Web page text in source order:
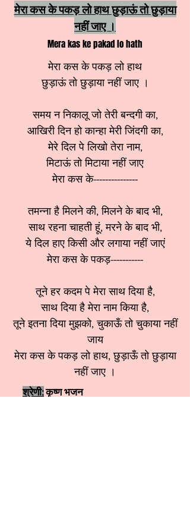
मेरा कस के पकड़ लो हाथ छुड़ाऊं तो छुड़ाया
नहीं जाए ।
Mera kas ke pakad lo hath
मेरा कस के पकड़ लो हाथ
छुड़ाऊं तो छुड़ाया नहीं जाए ।
समय न निकालू जो तेरी बन्दगी का,
आखिरी दिन हो कान्हा मेरी जिंदगी का,
मेरे दिल पे लिखो तेरा नाम,
मिटाऊं तो मिटाया नहीं जाए
मेरा कस के---------------
तमन्ना है मिलने की, मिलने के बाद भी,
साथ रहना चाहती हूं, मरने के बाद भी,
ये दिल हाए किसी और लगाया नहीं जाएं
मेरा कस के पकड़-----------
तूने हर कदम पे मेरा साथ दिया है,
साथ दिया है मेरा नाम किया है,
तूने इतना दिया मुझको, चुकाऊँ तो चुकाया नहीं
जाय
मेरा कस के पकड़ लो हाथ, छुड़ाऊँ तो छुड़ाया
नहीं जाए ।
श्रेणी:कृष्ण भजन